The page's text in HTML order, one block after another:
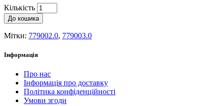
Кількість
До кошика
Мітки: 779002.0, 779003.0
Інформація
Про нас
Інформація про доставку
Політика конфіденційності
Умови згоди